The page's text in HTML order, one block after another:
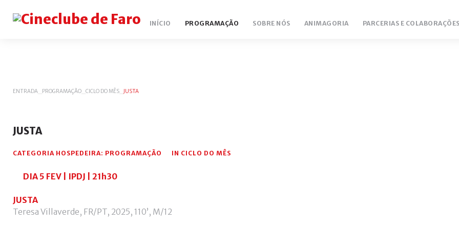
INÍCIO PROGRAMAÇÃO SOBRE NÓS ANIMAGORIA PARCERIAS E COLABORAÇÕES
ENTRADA PROGRAMAÇÃO CICLO DO MÊS JUSTA
JUSTA
CATEGORIA HOSPEDEIRA: PROGRAMAÇÃO IN CICLO DO MÊS
DIA 5 FEV | IPDJ | 21h30
JUSTA
Teresa Villaverde, FR/PT, 2025, 110’, M/12